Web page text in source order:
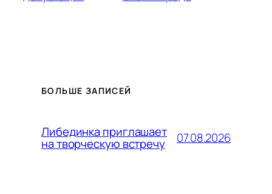
БОЛЬШЕ ЗАПИСЕЙ
Либединка приглашает
на творческую встречу 07.08.2026